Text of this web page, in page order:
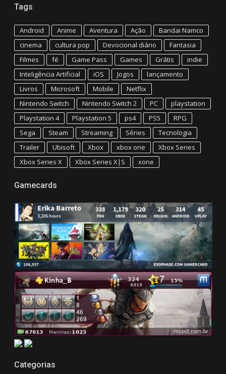
Tags
Android Anime Aventura Ação
Bandai Namco
cinema
cultura pop Devocional diário
Fantasia
Filmes
fé Game Pass Games Grátis
indie
Inteligência Artificial
iOS Jogos
lançamento
Livros
Microsoft Mobile
Netflix
Nintendo Switch
Nintendo Switch 2 PC
playstation
Playstation 4
Playstation 5 ps4 PS5
RPG
Sega
Steam Streaming Séries
Tecnologia
Trailer
Ubisoft Xbox xbox one
Xbox Series
Xbox Series X
Xbox Series X|S xone
Gamecards
Categorias